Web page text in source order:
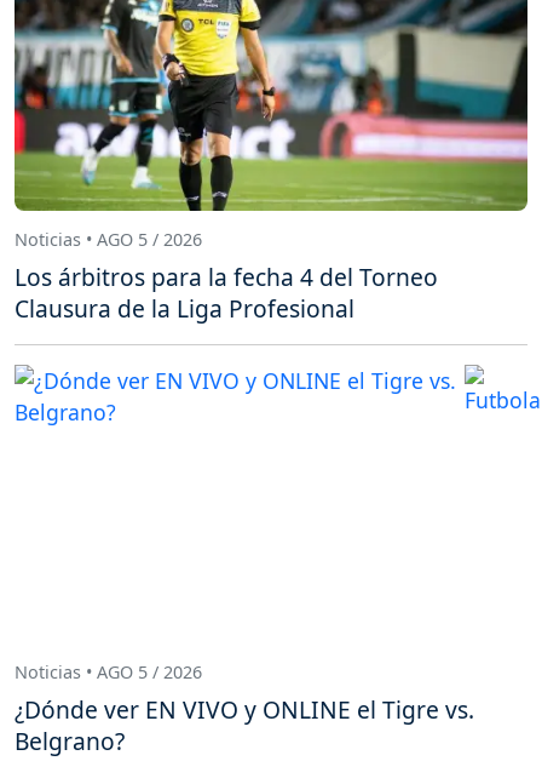
Noticias • AGO 5 / 2026
Los árbitros para la fecha 4 del Torneo
Clausura de la Liga Profesional
Noticias • AGO 5 / 2026
¿Dónde ver EN VIVO y ONLINE el Tigre vs.
Belgrano?